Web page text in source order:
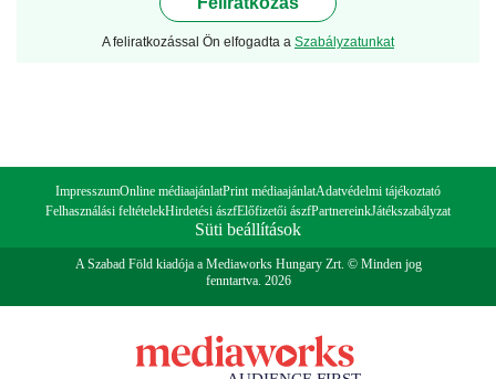
A feliratkozással Ön elfogadta a Szabályzatunkat
ImpresszumOnline médiaajánlatPrint médiaajánlatAdatvédelmi tájékoztató
Felhasználási feltételekHirdetési ászfElőfizetői ászfPartnereinkJátékszabályzat
Süti beállítások
A Szabad Föld kiadója a Mediaworks Hungary Zrt. © Minden jog
fenntartva. 2026